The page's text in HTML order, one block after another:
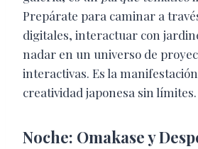
Prepárate para caminar a
digitales, interactuar con
nadar en un universo de
interactivas. Es la
creatividad japonesa sin límites.
Noche: Omakase y